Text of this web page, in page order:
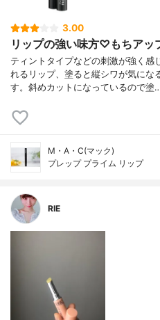
3.00
リップの強い味方♡もちアッ
ティントタイプなどの刺激が強く感
れるリップ、塗ると縦シワが気にな
す。斜めカットになっているので塗
M・A・C(マック)
プレップ プライム リップ
RIE